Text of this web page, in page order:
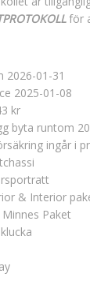
för
2026-01-31
2025-01-08
kr
byta runtom
ingår i
& Interior
Paket